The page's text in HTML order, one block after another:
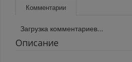
Комментарии
Загрузка комментариев...
Описание